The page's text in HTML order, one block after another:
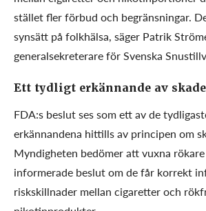
stället fler förbud och begränsningar.
synsätt på folkhälsa, säger Patrik
generalsekreterare för Svenska
Ett tydligt erkännande av
FDA:s beslut ses som ett av de
erkännandena hittills av principen om
Myndigheten bedömer att vuxna
informerade beslut om de får korrekt
riskskillnader mellan cigaretter och